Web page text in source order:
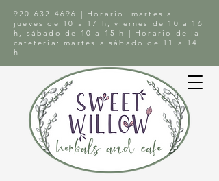
920.632.4696
| Horario: martes a
jueves de 10 a 17 h, viernes de 10 a 16
h, sábado de 10 a 15 h | Horario de la
cafetería: martes a sábado de 11 a 14
h